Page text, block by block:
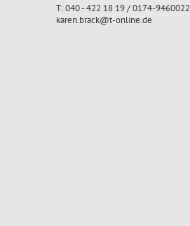
T: 040 - 422 18 19 / 0174-9460022
karen.brack@t-online.de